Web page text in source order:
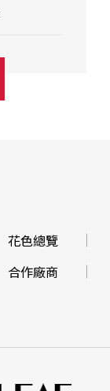
花色總覽
合作廠商